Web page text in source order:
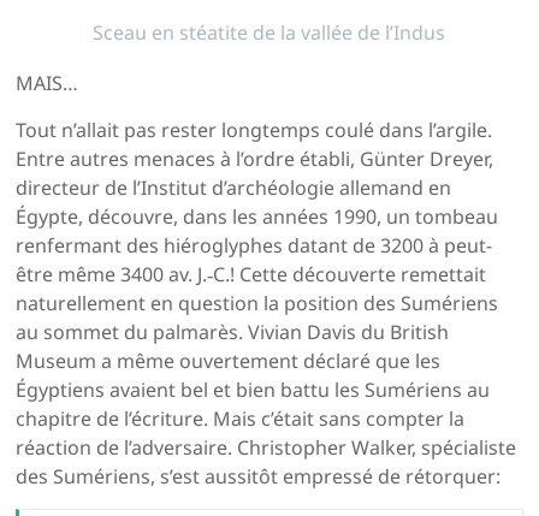
Sceau en stéatite de la vallée de l’Indus
MAIS…
Tout n’allait pas rester longtemps coulé dans l’argile.
Entre autres menaces à l’ordre établi, Günter Dreyer,
directeur de l’Institut d’archéologie allemand en
Égypte, découvre, dans les années 1990, un tombeau
renfermant des hiéroglyphes datant de 3200 à peut-
être même 3400 av. J.‑C.! Cette découverte remettait
naturellement en question la position des Sumériens
au sommet du palmarès. Vivian Davis du British
Museum a même ouvertement déclaré que les
Égyptiens avaient bel et bien battu les Sumériens au
chapitre de l’écriture. Mais c’était sans compter la
réaction de l’adversaire. Christopher Walker, spécialiste
des Sumériens, s’est aussitôt empressé de rétorquer: